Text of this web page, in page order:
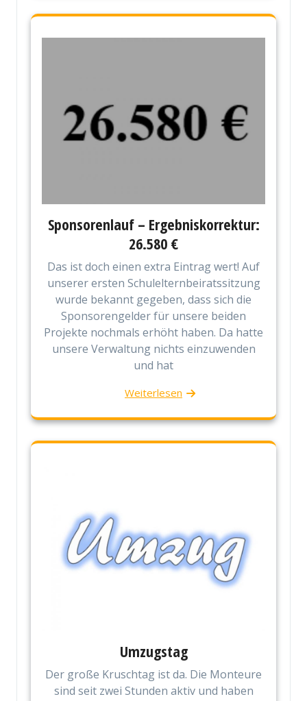
Sponsorenlauf – Ergebniskorrektur:
26.580 €
Das ist doch einen extra Eintrag wert! Auf
unserer ersten Schulelternbeiratssitzung
wurde bekannt gegeben, dass sich die
Sponsorengelder für unsere beiden
Projekte nochmals erhöht haben. Da hatte
unsere Verwaltung nichts einzuwenden
und hat
Weiterlesen
Umzugstag
Der große Kruschtag ist da. Die Monteure
sind seit zwei Stunden aktiv und haben